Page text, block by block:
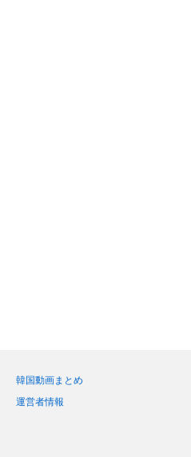
韓国動画まとめ
運営者情報